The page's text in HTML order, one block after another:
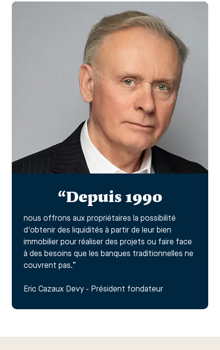
“Depuis 1990
nous offrons aux propriétaires la possibilité
d'obtenir des liquidités à partir de leur bien
immobilier pour réaliser des projets ou faire face
à des besoins que les banques traditionnelles ne
couvrent pas.”
Eric Cazaux Devy - Président fondateur